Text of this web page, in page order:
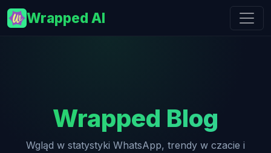
Wrapped AI
Wrapped Blog
Wgląd w statystyki WhatsApp, trendy w czacie i